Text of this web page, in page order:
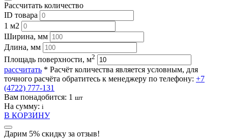
Рассчитать количество
ID товара
1 м2
Ширина, мм
Длина, мм
Площадь поверхности, м2
рассчитать * Расчёт количества является условным, для
точного расчёта обратитесь к менеджеру по телефону: +7
(4722) 777-131
Вам понадобится: 1 шт
На сумму: i
В КОРЗИНУ
Дарим 5% скидку за отзыв!